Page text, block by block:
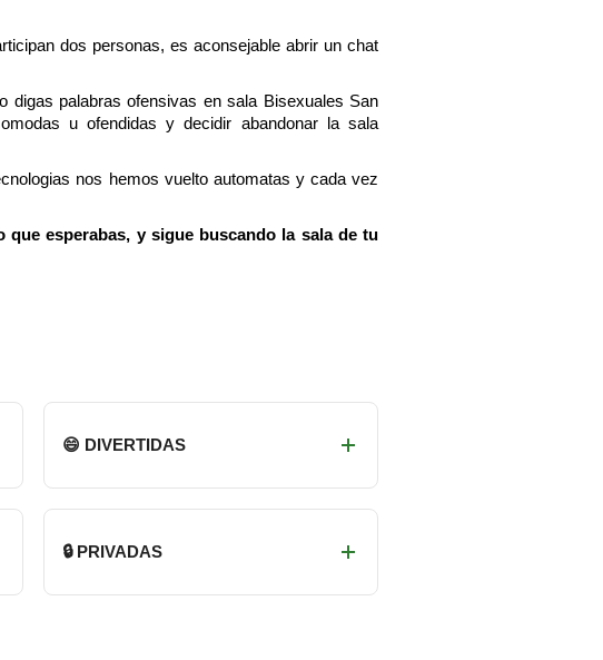
dos personas, es aconsejable abrir un chat
digas palabras ofensivas en sala Bisexuales San
u ofendidas y decidir abandonar la sala
nos hemos vuelto automatas y cada vez
esperabas, y sigue buscando la sala de tu
😄 DIVERTIDAS
🔒 PRIVADAS